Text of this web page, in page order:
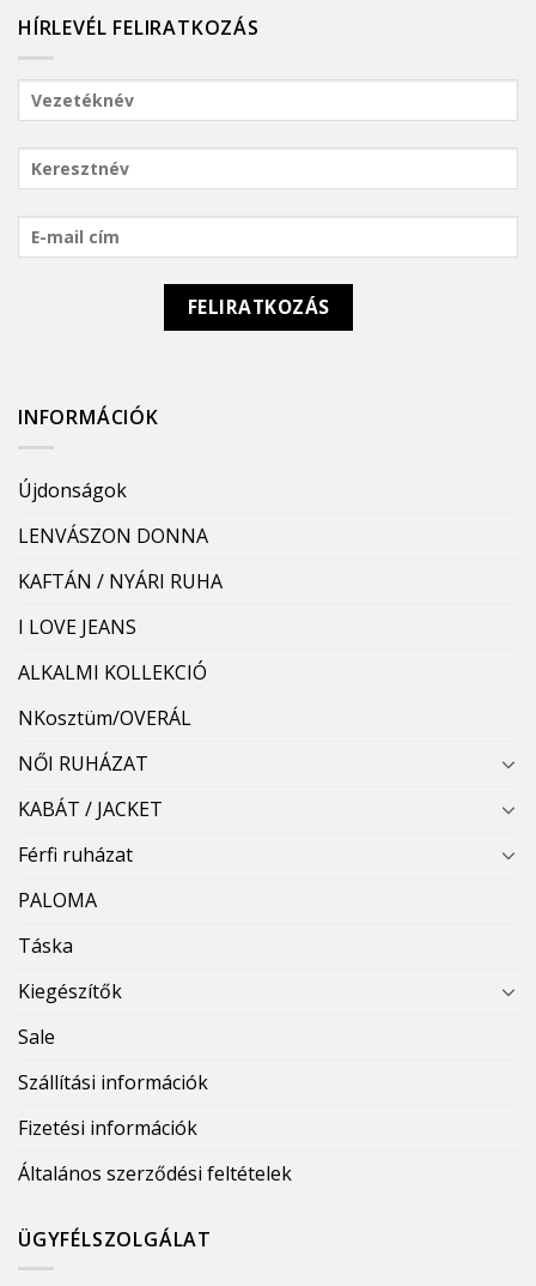
HÍRLEVÉL FELIRATKOZÁS
INFORMÁCIÓK
Újdonságok
LENVÁSZON DONNA
KAFTÁN / NYÁRI RUHA
I LOVE JEANS
ALKALMI KOLLEKCIÓ
NKosztüm/OVERÁL
NŐI RUHÁZAT
KABÁT / JACKET
Férfi ruházat
PALOMA
Táska
Kiegészítők
Sale
Szállítási információk
Fizetési információk
Általános szerződési feltételek
ÜGYFÉLSZOLGÁLAT